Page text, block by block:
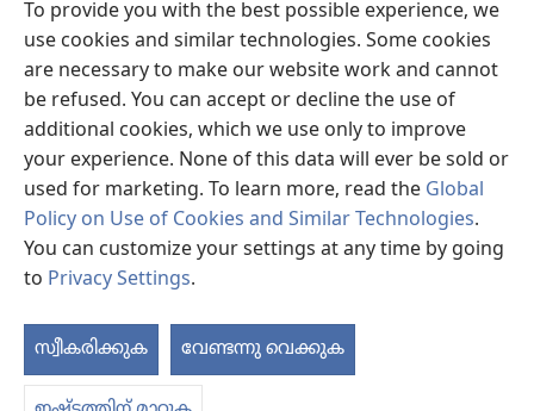
To provide you with the best possible experience, we
use cookies and similar technologies. Some cookies
are necessary to make our website work and cannot
be refused. You can accept or decline the use of
additional cookies, which we use only to improve
your experience. None of this data will ever be sold or
used for marketing. To learn more, read the Global
Policy on Use of Cookies and Similar Technologies.
You can customize your settings at any time by going
to Privacy Settings.
സ്വീകരിക്കുക വേണ്ടന്നു വെക്കുക
ക​ള​യണം. അവൻ തന്റെ സഹോ​ദ​രി​ക്കു മാന​ക്കേട്‌
ഉണ്ടാക്കി​യി​രി​ക്കു​ന്നു. അവൻ ആ തെറ്റിന്‌ ഉത്തരം
പറയണം.
18 “‘ഒരു സ്‌ത്രീ​യു​ടെ ആർത്തവ​സ​മ​യത്ത്‌ ഒരാൾ
അവളു​മാ​യി ലൈം​ഗി​ക​ബ​ന്ധ​ത്തിൽ ഏർപ്പെ​ട്ടാൽ അവനും
അവളും അവളുടെ രക്തസ്രവം തുറന്നു​കാ​ട്ടി​യി​രി​ക്കു​ന്നു. u
രണ്ടു പേരെ​യും ജനത്തിന്‌ ഇടയിൽ വെച്ചേ​ക്ക​രുത്‌.
19 “‘അമ്മയുടെ സഹോ​ദ​രി​യു​മാ​യോ അപ്പന്റെ സഹോ​ദ​
രി​യു​മാ​യോ നീ ലൈം​ഗി​ക​ബ​ന്ധ​ത്തിൽ ഏർപ്പെ​ട​രുത്‌.
കാരണം അങ്ങനെ ചെയ്‌താൽ നീ രക്തബന്ധ​മുള്ള ഒരു
തെറ്റിന്‌ ഉത്തരം പറയണം. 20 പിതൃസഹോദരന്റെ ഭാര്യ​യു​
മാ​യി ബന്ധപ്പെ​ടു​ന്നവൻ തന്റെ പിതൃ​സഹോ​ദ​രനു മാന​ക്കേട്‌
ഉണ്ടാക്കി​യി​രി​ക്കു​ന്നു.